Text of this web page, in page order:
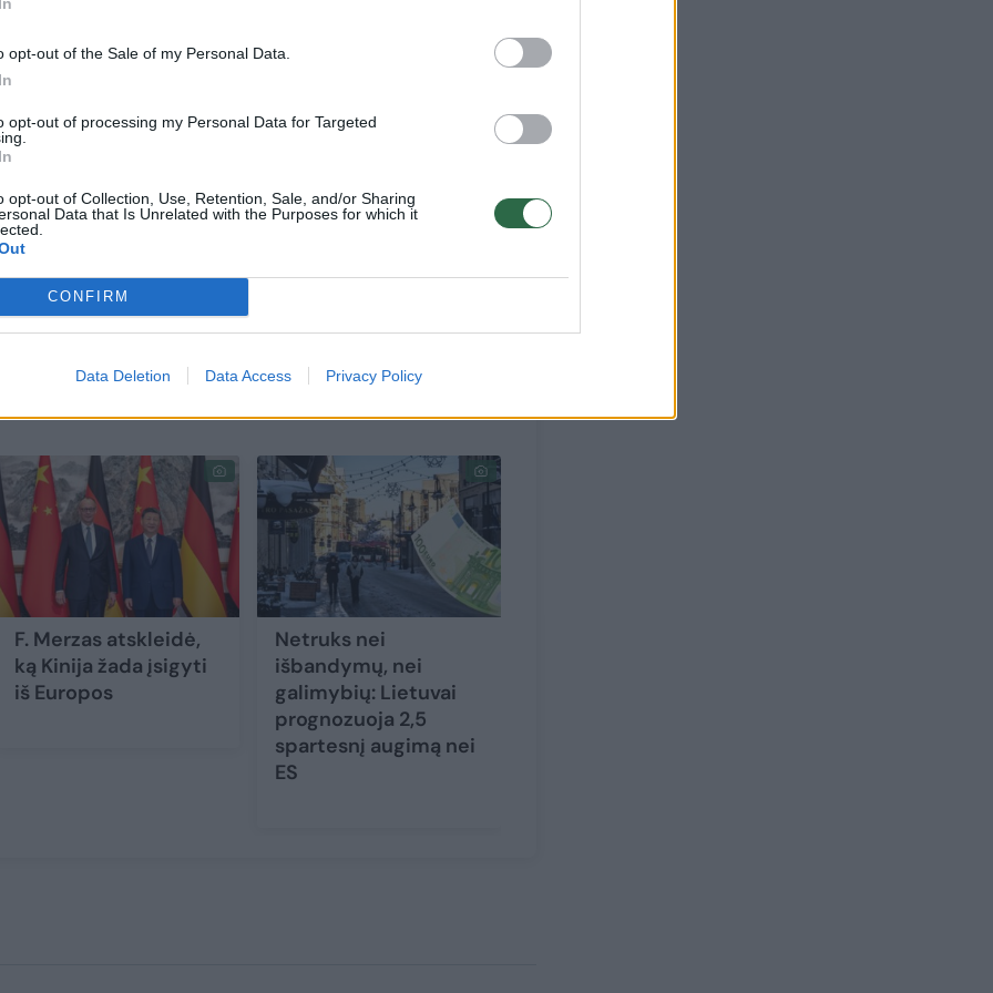
opt-out of the Sale of my Personal Data.
opt-out of processing my Personal Data for Targeted
opt-out of Collection, Use, Retention, Sale, and/or Sharing
Data that Is Unrelated with the Purposes for which it
CONFIRM
Data Deletion Data Access Privacy Policy
dažna situacija, o ypač senesni verslai, dirbantys
pasinaudoję valstybės pagalba dėl COVID-19
grąžinti senas skolas.
F. Merzas atskleidė,
ką Kinija žada įsigyti
iš Europos
Netruks nei
išbandymų, nei
galimybių: Lietuvai
prognozuoja 2,5
spartesnį augimą nei
ES